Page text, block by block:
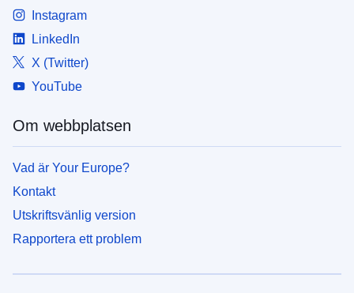
Instagram
LinkedIn
X (Twitter)
YouTube
Om webbplatsen
Vad är Your Europe?
Kontakt
Utskriftsvänlig version
Rapportera ett problem